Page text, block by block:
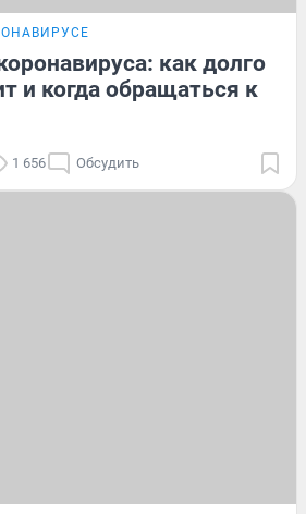
как долго
и когда обращаться к
1 656 Обсудить